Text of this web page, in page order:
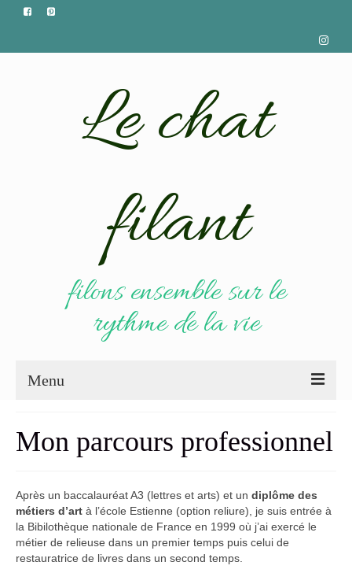
Le chat
filant
filons ensemble sur le
rythme de la vie
Menu
Les fleurs
Paysages et impressions de voyage
Les végétaux
Abstraction
Mon parcours professionnel
Après un baccalauréat A3 (lettres et arts) et un diplôme des
métiers d’art à l’école Estienne (option reliure), je suis entrée à
la Bibilothèque nationale de France en 1999 où j’ai exercé le
métier de relieuse dans un premier temps puis celui de
restauratrice de livres dans un second temps.